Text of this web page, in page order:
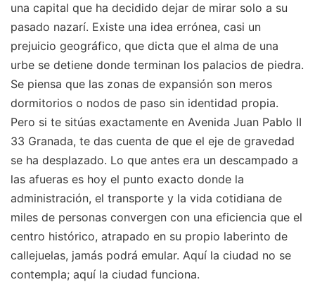
una capital que ha decidido dejar de mirar solo a su
pasado nazarí. Existe una idea errónea, casi un
prejuicio geográfico, que dicta que el alma de una
urbe se detiene donde terminan los palacios de piedra.
Se piensa que las zonas de expansión son meros
dormitorios o nodos de paso sin identidad propia.
Pero si te sitúas exactamente en Avenida Juan Pablo II
33 Granada, te das cuenta de que el eje de gravedad
se ha desplazado. Lo que antes era un descampado a
las afueras es hoy el punto exacto donde la
administración, el transporte y la vida cotidiana de
miles de personas convergen con una eficiencia que el
centro histórico, atrapado en su propio laberinto de
callejuelas, jamás podrá emular. Aquí la ciudad no se
contempla; aquí la ciudad funciona.